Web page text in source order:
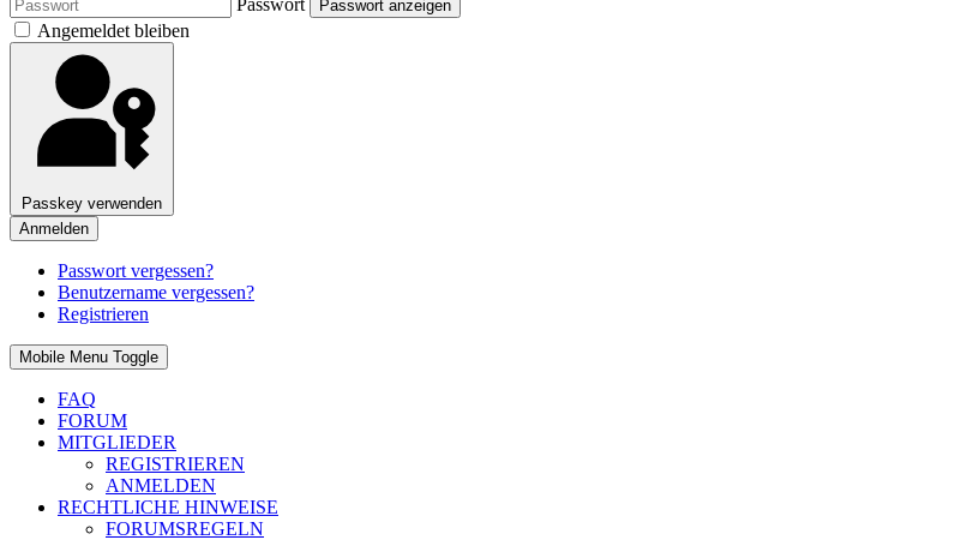
Passwort anzeigen
Angemeldet bleiben
Passkey verwenden
Anmelden
Passwort vergessen?
Benutzername vergessen?
Registrieren
Mobile Menu Toggle
FAQ
FORUM
MITGLIEDER
REGISTRIEREN
ANMELDEN
RECHTLICHE HINWEISE
FORUMSREGELN